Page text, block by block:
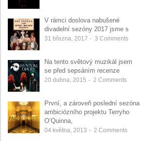
V rámci doslova nabušené
divadelní sezóny 2017 jsme s
31 března, 2017 - 3 Comments
Na tento světový muzikál jsem
se před sepsáním recenze
20 dubna, 2015 - 2 Comments
První, a zároveň poslední sezóna
ambiciózního projektu Terryho
O’Quinna,
04 května, 2013 - 2 Comments